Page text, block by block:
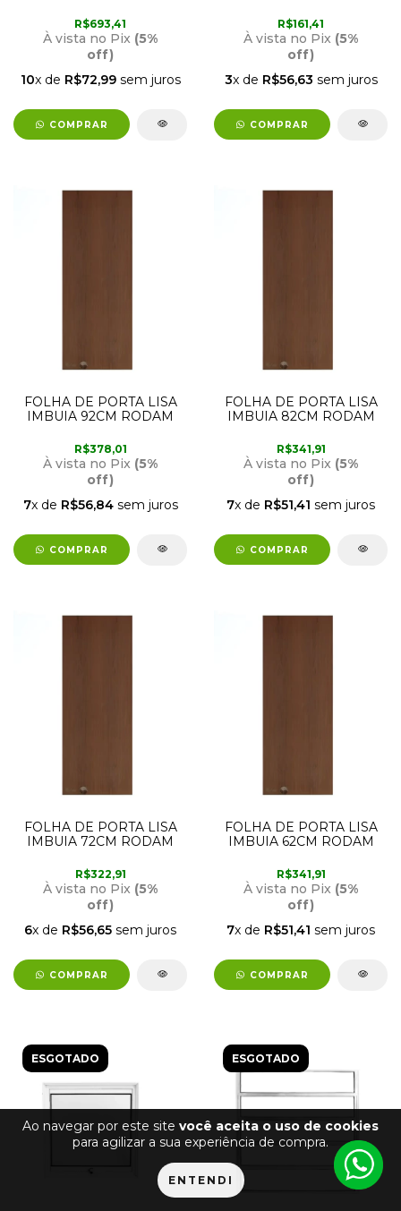
Ao navegar por este site você aceita o uso de cookies
para agilizar a sua experiência de compra.
ENTENDI
DIREITA RODAM
R$693,41
À vista no Pix (5%
off)
10x de R$72,99sem juros
COMPRAR
R$161,41
À vista no Pix (5%
off)
3x de R$56,63 sem juros
COMPRAR
FOLHA DE PORTA LISA
IMBUIA 92CM RODAM
R$378,01
À vista no Pix (5%
off)
7x de R$56,84sem juros
COMPRAR
FOLHA DE PORTA LISA
IMBUIA 82CM RODAM
R$341,91
À vista no Pix (5%
off)
7x de R$51,41 sem juros
COMPRAR
FOLHA DE PORTA LISA
IMBUIA 72CM RODAM
R$322,91
À vista no Pix (5%
off)
6x de R$56,65 sem juros
COMPRAR
FOLHA DE PORTA LISA
IMBUIA 62CM RODAM
R$341,91
À vista no Pix (5%
off)
7x de R$51,41 sem juros
COMPRAR
ESGOTADO ESGOTADO